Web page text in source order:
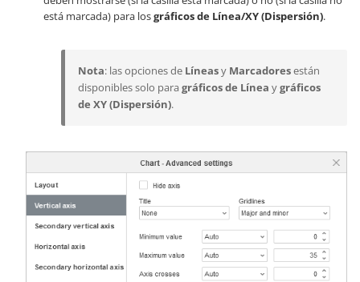
está marcada) para losgráficos de Línea/XY (Dispersión).
Nota: las opciones de Líneasy Marcadoresestán
disponibles solo para gráficos de Línea ygráficos
de XY (Dispersión).